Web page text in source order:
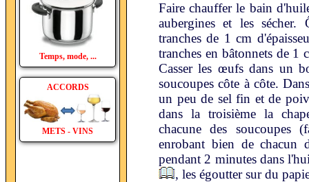
Temps, mode, ...
ACCORDS
METS - VINS
Faire chauffer le bain
aubergines et les
tranches de 1 cm
tranches en bâtonnets de 1
Casser les œufs dans un
soucoupes côte à côte.
un peu de sel fin et de
dans la troisième la
chacune des soucoupes
enrobant bien de chacun
pendant 2 minutes dans
, les égoutter sur du